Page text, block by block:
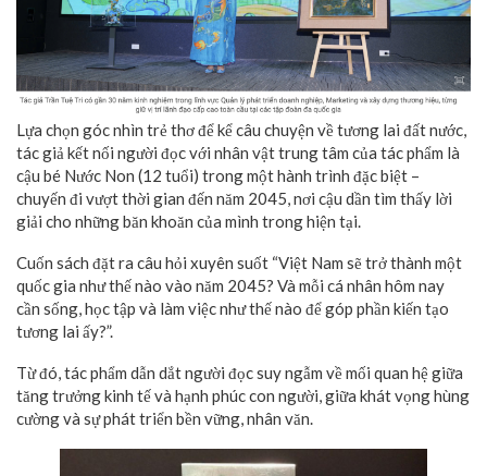
Lựa chọn góc nhìn trẻ thơ để kể câu chuyện về tương lai đất nước,
tác giả kết nối người đọc với nhân vật trung tâm của tác phẩm là
cậu bé Nước Non (12 tuổi) trong một hành trình đặc biệt –
chuyến đi vượt thời gian đến năm 2045, nơi cậu dần tìm thấy lời
giải cho những băn khoăn của mình trong hiện tại.
Cuốn sách đặt ra câu hỏi xuyên suốt “Việt Nam sẽ trở thành một
quốc gia như thế nào vào năm 2045? Và mỗi cá nhân hôm nay
cần sống, học tập và làm việc như thế nào để góp phần kiến tạo
tương lai ấy?”.
Từ đó, tác phẩm dẫn dắt người đọc suy ngẫm về mối quan hệ giữa
tăng trưởng kinh tế và hạnh phúc con người, giữa khát vọng hùng
cường và sự phát triển bền vững, nhân văn.